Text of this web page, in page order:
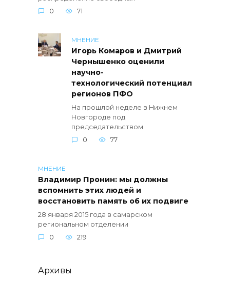
0
71
МНЕНИЕ
Игорь Комаров и Дмитрий
Чернышенко оценили
научно-
технологический потенциал
регионов ПФО
На прошлой неделе в Нижнем
Новгороде под
председательством
0
77
МНЕНИЕ
Владимир Пронин: мы должны
вспомнить этих людей и
восстановить память об их подвиге
28 января 2015 года в самарском
региональном отделении
0
219
Архивы